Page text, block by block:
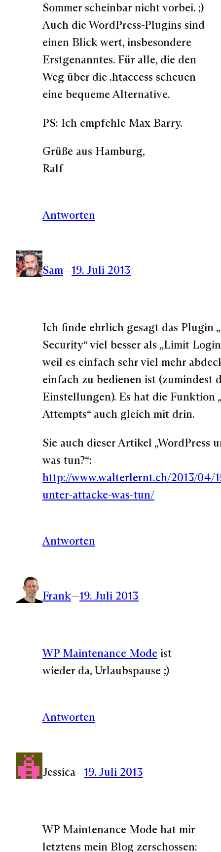
Sommer scheinbar nicht vorbei. ;)
Auch die WordPress-Plugins sind
einen Blick wert, insbesondere
Erstgenanntes. Für alle, die den
Weg über die .htaccess scheuen
eine bequeme Alternative.
PS: Ich empfehle Max Barry.
Grüße aus Hamburg,
Ralf
Antworten
Sam—19. Juli 2013
Ich finde ehrlich gesagt das Plugin
Security“ viel besser als „Limit
weil es einfach sehr viel mehr
einfach zu bedienen ist (zumindest
Einstellungen). Es hat die Funktion
Attempts“ auch gleich mit drin.
Sie auch dieser Artikel „WordPress
was tun?“:
http://www.walterlernt.ch/2013/04/
unter-attacke-was-tun/
Antworten
Frank—19. Juli 2013
WP Maintenance Mode ist
wieder da, Urlaubspause ;)
Antworten
Jessica—19. Juli 2013
WP Maintenance Mode hat mir
letztens mein Blog zerschossen: